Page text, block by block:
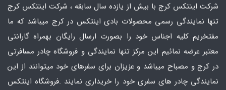
شرکت اینتکس کرج با بیش از یازده سال سابقه ، شرکت اینتکس کرج
تنها نمایندگی رسمی محصولات بادی اینتکس در کرج میباشد که ما
مفتخریم کلیه اجناس خود را بصورت ارسال رایگان بهمراه گارانتی
معتبر عرضه نمائیم این مرکز تنها نمایندگی و فروشگاه چادر مسافرتی
در کرج و مصباح میباشد و عزیزان برای سفرهای خود میتوانند از این
نمایندگی چادر های سفری خود را خریداری نمایند .فروشگاه اینتکس